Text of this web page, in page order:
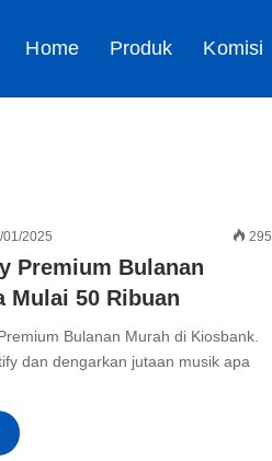
Home Produk Komisi
01/2025 295
Premium Bulanan
Mulai 50 Ribuan
Bulanan Murah di Kiosbank.
dan dengarkan jutaan musik apa